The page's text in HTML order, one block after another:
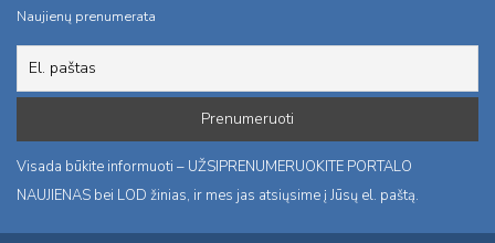
Naujienų prenumerata
Visada būkite informuoti – UŽSIPRENUMERUOKITE PORTALO
NAUJIENAS bei LOD žinias, ir mes jas atsiųsime į Jūsų el. paštą.